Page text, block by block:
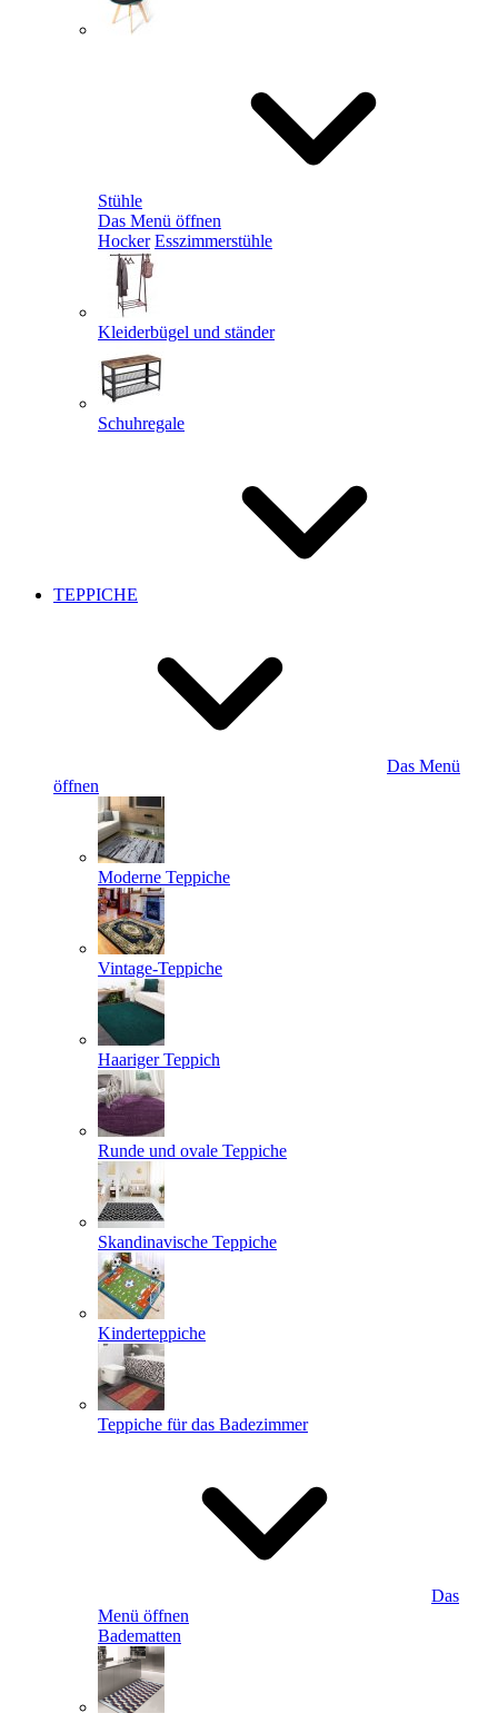
Stühle
Das Menü öffnen
Hocker Esszimmerstühle
Kleiderbügel und ständer
Schuhregale
TEPPICHE
Das Menü
öffnen
Moderne Teppiche
Vintage-Teppiche
Haariger Teppich
Runde und ovale Teppiche
Skandinavische Teppiche
Kinderteppiche
Teppiche für das Badezimmer
Das
Menü öffnen
Badematten